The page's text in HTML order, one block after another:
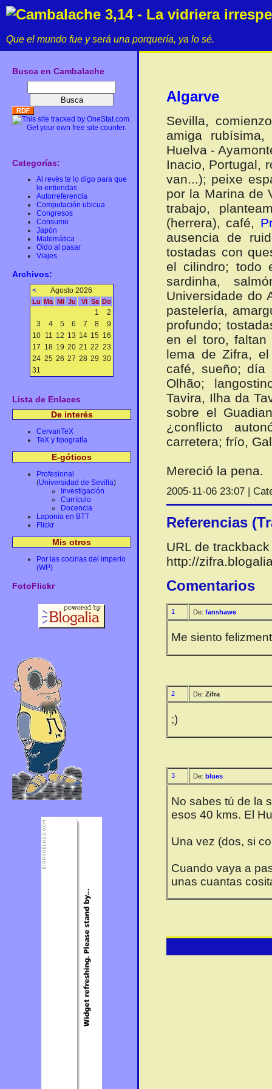
Cambalache 3,14 - La vidriera
Que el mundo fue y será una porquería, ya lo sé.
Algarve
Sevilla,
amiga
Huelva -
Inacio, Portugal,
van...); peixe
por la Marina de
trabajo,
(herrera), café,
ausencia de
tostadas con
el cilindro; todo
sardinha,
Universidade do
pastelería,
profundo;
en el toro, faltan
lema de Zifra, el
café, sueño; día
Olhão;
Tavira, Ilha da
sobre el
¿conflicto
carretera; frío,
Mereció la pena.
2005-11-06 23:07 |
Referencias
URL de
http://
Comentarios
1 De: fanshawe
Me siento
2 De: Zifra
;)
3 De: blues
No sabes tú de la
esos 40 kms. El
Una vez (dos, si
Cuando vaya a
unas cuantas
Busca en Cambalache
Categorías:
Al revés te lo digo para que
lo entiendas
Autorreferencia
Computación ubicua
Congresos
Consumo
Japón
Matemática
Oído al pasar
Viajes
Archivos:
< Agosto 2026
Lu Ma Mi Ju Vi Sa Do
1
2
3
4 5 6 7 8
9
10 11 12 13 14 15 16
17 18 19 20 21 22 23
24 25 26 27 28 29 30
31
Lista de Enlaces
De interés
CervanTeX
TeX y tipografía
E-góticos
Profesional
(Universidad de Sevilla)
Investigación
Currículo
Docencia
Laponia en BTT
Flickr
Mis otros
Por las cocinas del imperio
(WP)
FotoFlickr